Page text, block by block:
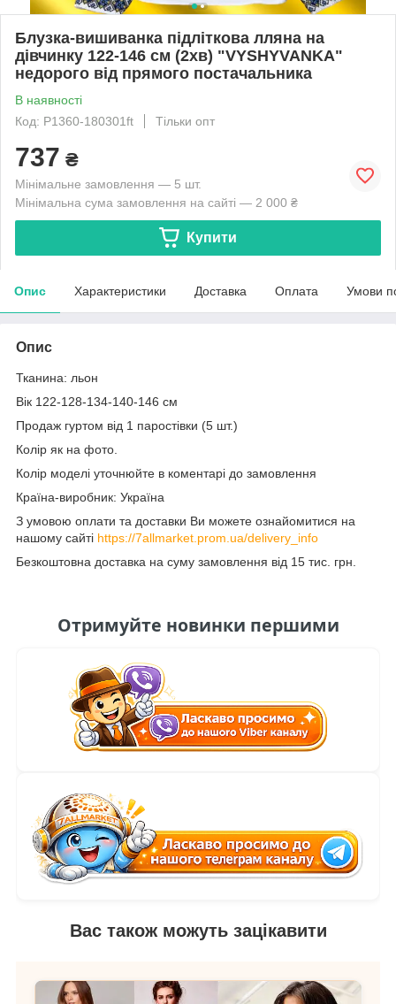
Блузка-вишиванка підліткова лляна на
дівчинку 122-146 см (2хв) "VYSHYVANKA"
недорого від прямого постачальника
В наявності
Код: P1360-180301ft
Тільки опт
737 ₴
Мінімальне замовлення — 5 шт.
Мінімальна сума замовлення на сайті — 2 000 ₴
Купити
Опис Характеристики Доставка Оплата Умови
Опис
Тканина: льон
Вік 122-128-134-140-146 см
Продаж гуртом від 1 паростівки (5 шт.)
Колір як на фото.
Колір моделі уточнюйте в коментарі до замовлення
Країна-виробник: Україна
З умовою оплати та доставки Ви можете ознайомитися на
нашому сайті https://7allmarket.prom.ua/delivery_info
Безкоштовна доставка на суму замовлення від 15 тис. грн.
Отримуйте новинки першими
Вас також можуть зацікавити